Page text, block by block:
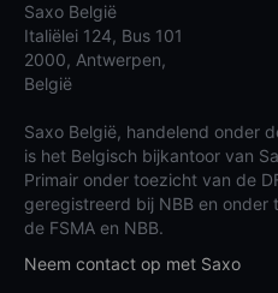
Saxo België
Italiëlei 124, Bus 101
2000, Antwerpen,
België
Saxo België, handelend onder
is het Belgisch bijkantoor van
Primair onder toezicht van de
geregistreerd bij NBB en onder
de FSMA en NBB.
Neem contact op met Saxo